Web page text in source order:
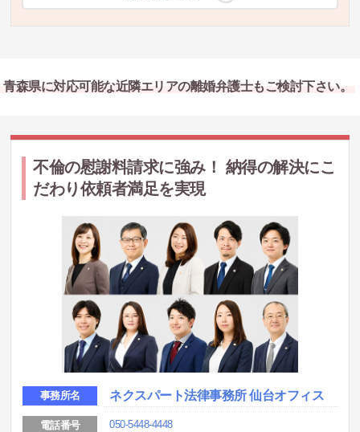
青森県に対応可能な近隣エリアの離婚弁護士もご検討下さい。
不倫の慰謝料請求に強み！ 納得の解決にこ
だわり依頼者満足を実現
事務所名 ネクスパート法律事務所 仙台オフィス
電話番号 050-5448-4448